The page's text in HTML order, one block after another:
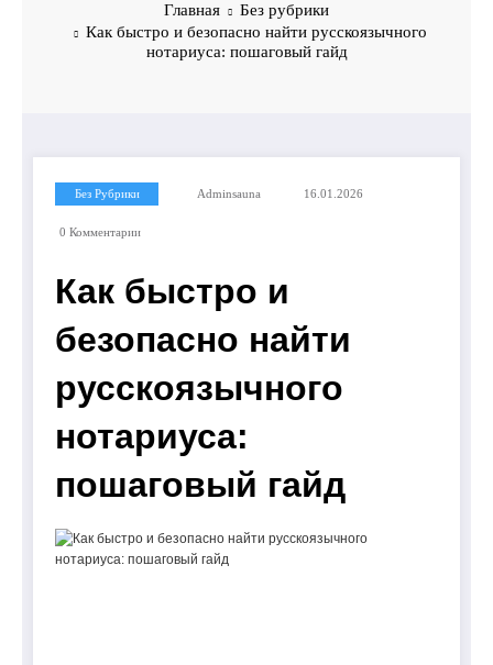
Главная
Без рубрики
Как быстро и безопасно найти русскоязычного
нотариуса: пошаговый гайд
Без Рубрики Adminsauna 16.01.2026
0 Комментарии
Как быстро и
безопасно найти
русскоязычного
нотариуса:
пошаговый гайд